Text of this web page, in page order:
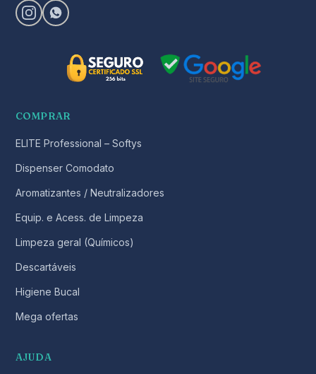
COMPRAR
ELITE Professional – Softys
Dispenser Comodato
Aromatizantes / Neutralizadores
Equip. e Acess. de Limpeza
Limpeza geral (Químicos)
Descartáveis
Higiene Bucal
Mega ofertas
AJUDA